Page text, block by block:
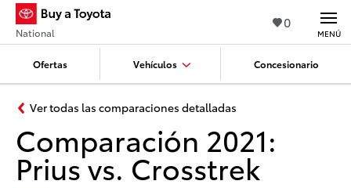
0
Ofertas Vehículos Concesionario
National MENÚ
Ver todas las comparaciones detalladas
Comparación 2021:
Prius vs. Crosstrek